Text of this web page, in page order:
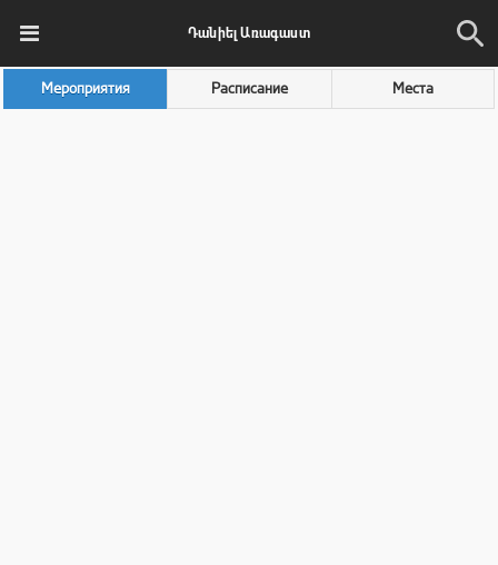
Դանիել Առագաստ
Мероприятия Расписание Места